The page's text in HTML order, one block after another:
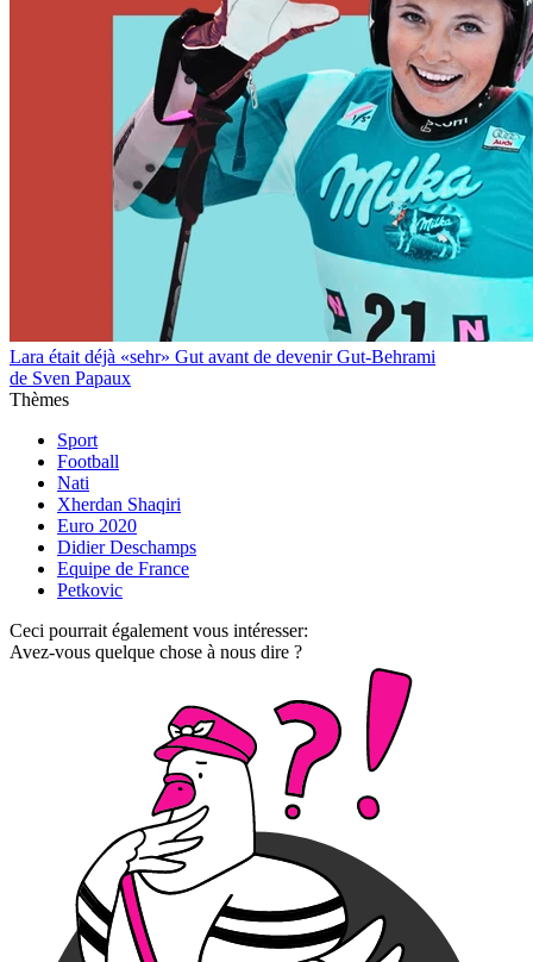
Lara était déjà «sehr» Gut avant de devenir Gut-Behrami
de Sven Papaux
Thèmes
Sport
Football
Nati
Xherdan Shaqiri
Euro 2020
Didier Deschamps
Equipe de France
Petkovic
Ceci pourrait également vous intéresser:
Avez-vous quelque chose à nous dire ?